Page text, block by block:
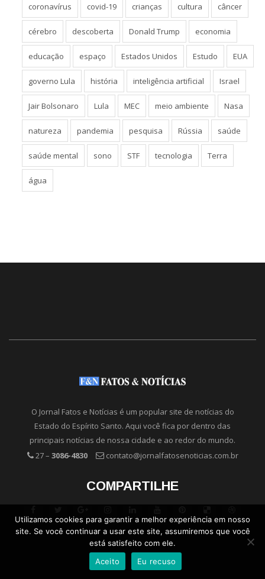
coronavírus covid-19 crianças cultura câncer
cérebro descoberta Donald Trump economia
educação espaço Estados Unidos Estudo EUA
governo Lula história inteligência artificial Israel
Jair Bolsonaro Lula MEC meio ambiente Nasa
natureza pandemia pesquisa Rússia saúde
saúde mental sono STF tecnologia Terra
água
O Jornal Fatos e Notícias é um popular site de notícias do
Estado do Espírito Santo. Aqui você fica por dentro das
principais notícias de nossa cidade e ao redor do mundo.
27 – 3086-4830 contato@jornalfatosenoticias.com.br
COMPARTILHE
Utilizamos cookies para garantir a melhor experiência em nosso
site. Se você continuar a usar este site, assumiremos que você
está satisfeito com ele.
Aceito
Eu recuso